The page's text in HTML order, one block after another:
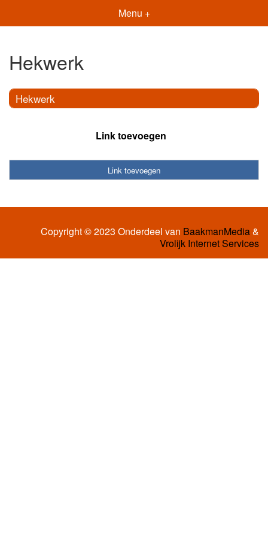
Menu +
Hekwerk
Hekwerk
Link toevoegen
Link toevoegen
Copyright © 2023 Onderdeel van BaakmanMedia&
Vrolijk Internet Services